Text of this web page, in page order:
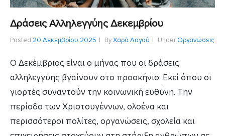
Δράσεις Αλληλεγγύης Δεκεμβρίου
Posted 20 Δεκεμβρίου 2025 ByΧαρά Λαγού Under Οργανώσεις
Ο Δεκέμβριος είναι ο μήνας που οι δράσεις
αλληλεγγύης βγαίνουν στο προσκήνιο: Εκεί όπου οι
γιορτές συναντούν την κοινωνική ευθύνη. Την
περίοδο των Χριστουγέννων, ολοένα και
περισσότεροι πολίτες, οργανώσεις, σχολεία και